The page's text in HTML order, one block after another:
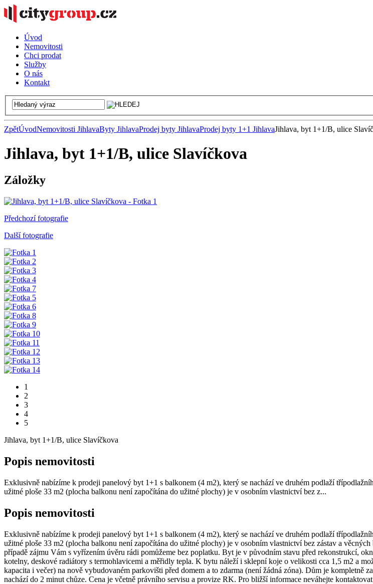
Úvod
Nemovitosti
Chci prodat
Služby
O nás
Kontakt
ZpětÚvodNemovitosti JihlavaByty JihlavaProdej byty JihlavaProdej byty 1+1 JihlavaJihlava, byt 1+1/B, ulice
Jihlava, byt 1+1/B, ulice Slavíčkova
Záložky
Předchozí fotografie
Další fotografie
1
2
3
4
5
Jihlava, byt 1+1/B, ulice Slavíčkova
Popis nemovitosti
Exklusivně nabízíme k prodeji panelový byt 1+1 s balkonem (4 m2), který se nachází ve druhém podlaží
užitné ploše 33 m2 (plocha balkonu není započítána do užitné plochy) je v osobním vlastnictví bez z...
Popis nemovitosti
Exklusivně nabízíme k prodeji panelový byt 1+1 s balkonem (4 m2), který se nachází ve druhém podlaží
užitné ploše 33 m2 (plocha balkonu není započítána do užitné plochy) je v osobním vlastnictví bez zástav a
případě zájmu Vám s vyřízením úvěru rádi pomůžeme bez poplatku. Byt je v původním stavu před rekonstrukcí,
kotelny, deskové radiátory s termohlavicemi a měřidly tepla. K bytu náleží i sklepní koje o velikosti cca 1,5 m2 a
kapacita i večer) na nově vybudovaném parkovišti před domem a to zdarma (není žádná zóna). Dům je
nachází do 2 minut chůze. Cena je včetně právního servisu a provize RK. Pro bližší informace neváhejte